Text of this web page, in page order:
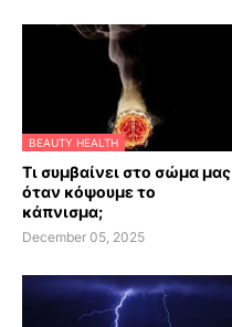
BEAUTY HEALTH
Τι συμβαίνει στο σώμα μας
όταν κόψουμε το
κάπνισμα;
December 05, 2025